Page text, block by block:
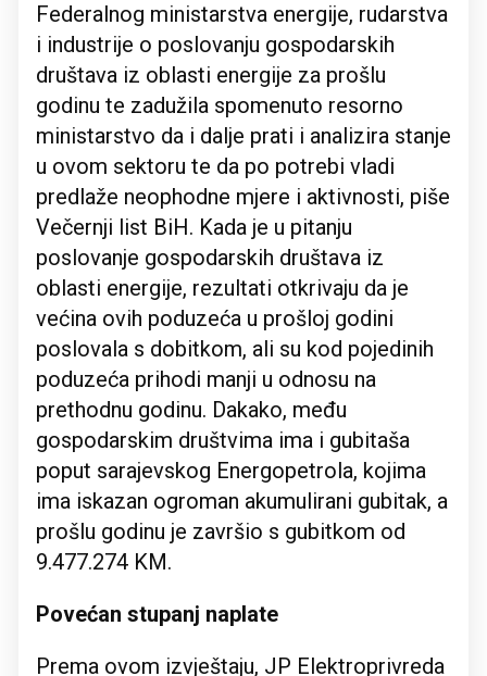
Federalnog ministarstva energije, rudarstva
i industrije o poslovanju gospodarskih
društava iz oblasti energije za prošlu
godinu te zadužila spomenuto resorno
ministarstvo da i dalje prati i analizira stanje
u ovom sektoru te da po potrebi vladi
predlaže neophodne mjere i aktivnosti, piše
Večernji list BiH. Kada je u pitanju
poslovanje gospodarskih društava iz
oblasti energije, rezultati otkrivaju da je
većina ovih poduzeća u prošloj godini
poslovala s dobitkom, ali su kod pojedinih
poduzeća prihodi manji u odnosu na
prethodnu godinu. Dakako, među
gospodarskim društvima ima i gubitaša
poput sarajevskog Energopetrola, kojima
ima iskazan ogroman akumulirani gubitak, a
prošlu godinu je završio s gubitkom od
9.477.274 KM.
Povećan stupanj naplate
Prema ovom izvještaju, JP Elektroprivreda